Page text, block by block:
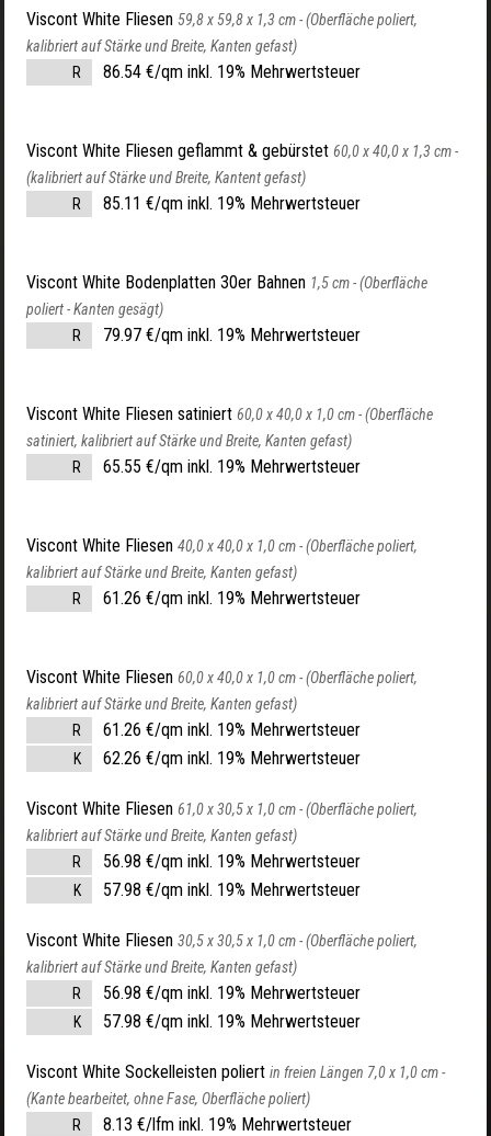
Viscont White Fliesen 59,8 x 59,8 x 1,3 cm -(Oberfläche poliert,
kalibriert auf Stärke und Breite, Kanten gefast)
R
86.54 €/qm inkl. 19% Mehrwertsteuer
Viscont White Fliesen geflammt & gebürstet 60,0 x 40,0 x 1,3 cm -
(kalibriert auf Stärke und Breite, Kantent gefast)
R
85.11 €/qm inkl. 19% Mehrwertsteuer
Viscont White Bodenplatten 30er Bahnen 1,5 cm -(Oberfläche
poliert - Kanten gesägt)
R
79.97 €/qm inkl. 19% Mehrwertsteuer
Viscont White Fliesen satiniert 60,0 x 40,0 x 1,0 cm -(Oberfläche
satiniert, kalibriert auf Stärke und Breite, Kanten gefast)
R
65.55 €/qm inkl. 19% Mehrwertsteuer
Viscont White Fliesen 40,0 x 40,0 x 1,0 cm -(Oberfläche poliert,
kalibriert auf Stärke und Breite, Kanten gefast)
R
61.26 €/qm inkl. 19% Mehrwertsteuer
Viscont White Fliesen 60,0 x 40,0 x 1,0 cm -(Oberfläche poliert,
kalibriert auf Stärke und Breite, Kanten gefast)
R
61.26 €/qm inkl. 19% Mehrwertsteuer
K 62.26 €/qm inkl. 19% Mehrwertsteuer
Viscont White Fliesen 61,0 x 30,5 x 1,0 cm -(Oberfläche poliert,
kalibriert auf Stärke und Breite, Kanten gefast)
R
56.98 €/qm inkl. 19% Mehrwertsteuer
K 57.98 €/qm inkl. 19% Mehrwertsteuer
Viscont White Fliesen 30,5 x 30,5 x 1,0 cm -(Oberfläche poliert,
kalibriert auf Stärke und Breite, Kanten gefast)
R
56.98 €/qm inkl. 19% Mehrwertsteuer
K 57.98 €/qm inkl. 19% Mehrwertsteuer
Viscont White Sockelleisten poliert in freien Längen 7,0 x 1,0 cm -
(Kante bearbeitet, ohne Fase, Oberfläche poliert)
R
8.13 €/lfm inkl. 19% Mehrwertsteuer